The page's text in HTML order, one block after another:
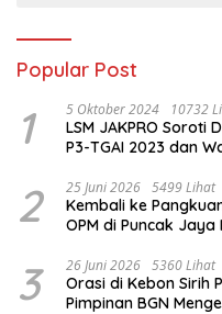
Popular Post
1 5 Oktober 2024 10732
LSM JAKPRO Soroti
P3-TGAI 2023 dan
2 25 Juni 2026 5499 Lihat
Kembali ke
OPM di Puncak Jaya
3 26 Juni 2026 5360 Lihat
Orasi di Kebon Sirih
Pimpinan BGN